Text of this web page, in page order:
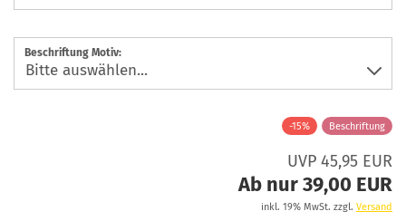
Beschriftung Motiv:
-15% Beschriftung
UVP 45,95 EUR
Ab nur 39,00 EUR
inkl. 19% MwSt. zzgl. Versand